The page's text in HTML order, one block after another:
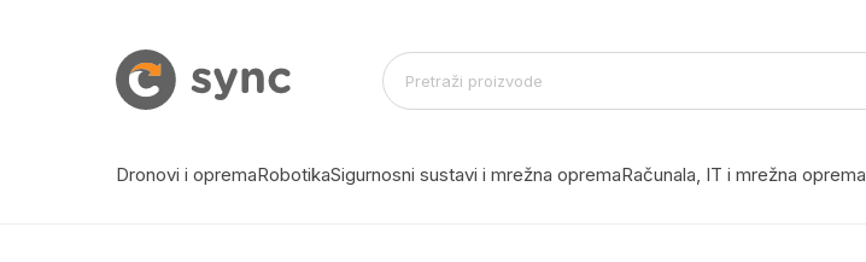
Dronovi i opremaRobotikaSigurnosni sustavi i mrežna opremaRačunala, IT i mrežna oprema